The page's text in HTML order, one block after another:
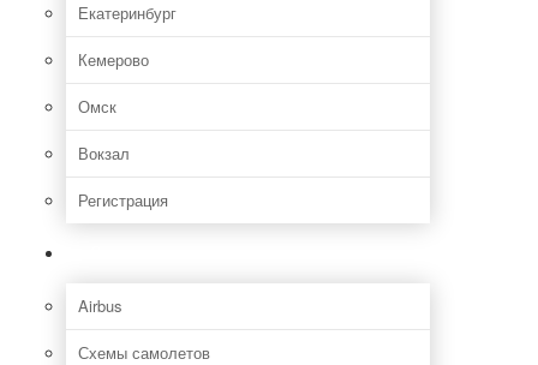
Екатеринбург
Кемерово
Омск
Вокзал
Регистрация
Airbus
Схемы самолетов